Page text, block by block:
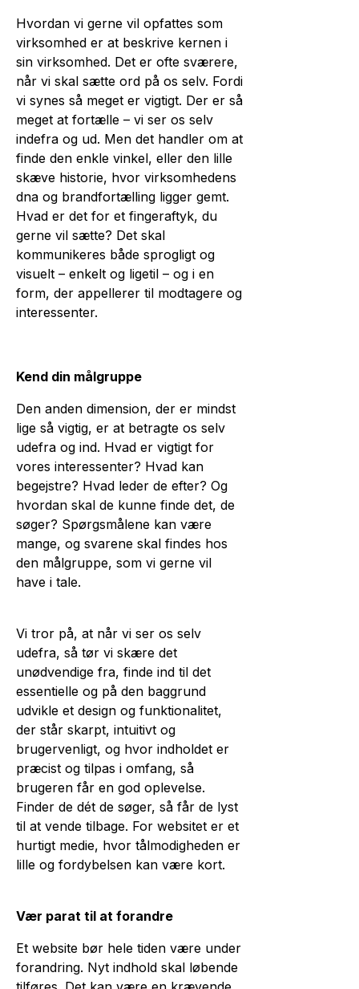
Hvordan vi gerne vil opfattes som
virksomhed er at beskrive kernen i
sin virksomhed. Det er ofte sværere,
når vi skal sætte ord på os selv. Fordi
vi synes så meget er vigtigt. Der er så
meget at fortælle – vi ser os selv
indefra og ud. Men det handler om at
finde den enkle vinkel, eller den lille
skæve historie, hvor virksomhedens
dna og brandfortælling ligger gemt.
Hvad er det for et fingeraftyk, du
gerne vil sætte? Det skal
kommunikeres både sprogligt og
visuelt – enkelt og ligetil – og i en
form, der appellerer til modtagere og
interessenter.
Kend din målgruppe
Den anden dimension, der er mindst
lige så vigtig, er at betragte os selv
udefra og ind. Hvad er vigtigt for
vores interessenter? Hvad kan
begejstre? Hvad leder de efter? Og
hvordan skal de kunne finde det, de
søger? Spørgsmålene kan være
mange, og svarene skal findes hos
den målgruppe, som vi gerne vil
have i tale.
Vi tror på, at når vi ser os selv
udefra, så tør vi skære det
unødvendige fra, finde ind til det
essentielle og på den baggrund
udvikle et design og funktionalitet,
der står skarpt, intuitivt og
brugervenligt, og hvor indholdet er
præcist og tilpas i omfang, så
brugeren får en god oplevelse.
Finder de dét de søger, så får de lyst
til at vende tilbage. For websitet er et
hurtigt medie, hvor tålmodigheden er
lille og fordybelsen kan være kort.
Vær parat til at forandre
Et website bør hele tiden være under
forandring. Nyt indhold skal løbende